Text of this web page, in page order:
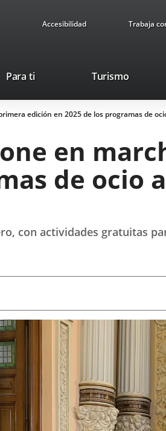
Accesibilidad Trabaja
Para ti TurismoThis
will
open
pop-
window.
edición en 2025 de los programas de ocio
en
de ocio
con actividades gratuitas